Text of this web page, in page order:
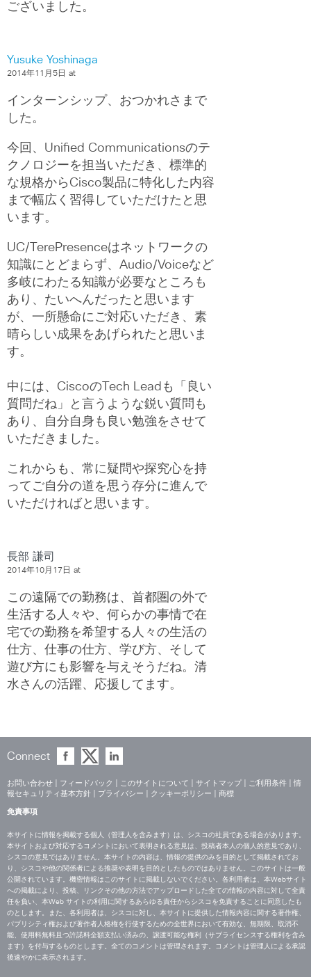
ございました。
Yusuke Yoshinaga
2014年11月5日 at
インターンシップ、おつかれさまで
した。
今回、Unified Communicationsのテ
クノロジーを担当いただき、標準的
な規格からCisco製品に特化した内容
まで幅広く習得していただけたと思
います。
UC/TerePresenceはネットワークの
知識にとどまらず、Audio/Voiceなど
多岐にわたる知識が必要なところも
あり、たいへんだったと思います
が、一所懸命にご対応いただき、素
晴らしい成果をあげられたと思いま
す。
中には、CiscoのTech Leadも「良い
質問だね」と言うような鋭い質問も
あり、自分自身も良い勉強をさせて
いただきました。
これからも、常に疑問や探究心を持
ってご自分の道を思う存分に進んで
いただければと思います。
長部 謙司
2014年10月17日 at
この遠隔での勤務は、首都圏の外で
生活する人々や、何らかの事情で在
宅での勤務を希望する人々の生活の
仕方、仕事の仕方、学び方、そして
遊び方にも影響を与えそうだね。清
水さんの活躍、応援してます。
Connect
お問い合わせ フィードバック このサイトについて サイトマップ ご利用条件
情
報セキュリティ基本方針
プライバシー クッキーポリシー 商標
免責事項
本サイトに情報を掲載する個人（管理人を含みます）は、シスコの社員である場合があります。
本サイトおよび対応するコメントにおいて表明される意見は、投稿者本人の個人的意見であり、
シスコの意見ではありません。本サイトの内容は、情報の提供のみを目的として掲載されてお
り、シスコや他の関係者による推奨や表明を目的としたものではありません。このサイトは一般
公開されています。機密情報はこのサイトに掲載しないでください。各利用者は、本Webサイト
への掲載により、投稿、リンクその他の方法でアップロードした全ての情報の内容に対して全責
任を負い、本Web サイトの利用に関するあらゆる責任からシスコを免責することに同意したも
のとします。また、各利用者は、シスコに対し、本サイトに提供した情報内容に関する著作権、
パブリシティ権および著作者人格権を行使するための全世界において有効な、無期限、取消不
能、使用料無料且つ許諾料全額支払い済みの、譲渡可能な権利（サブライセンスする権利を含み
ます）を付与するものとします。全てのコメントは管理されます。コメントは管理人による承認
後速やかに表示されます。